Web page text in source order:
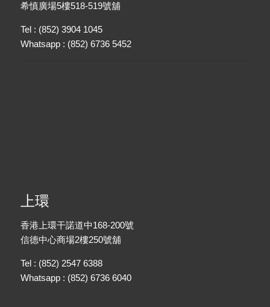
希慎廣場5樓518-519號舖
Tel : (852) 3904 1045
Whatsapp : (852) 6736 5452
上環
香港上環干諾道中168-200號
信德中心商場2樓250號舖
Tel : (852) 2547 6388
Whatsapp : (852) 6736 6040